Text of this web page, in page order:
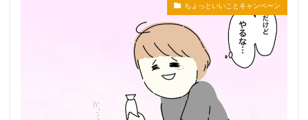
ちょっといいことキャンペーン